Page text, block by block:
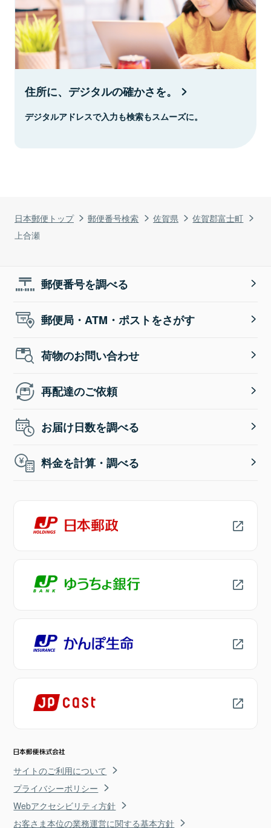
日本郵便トップ 郵便番号検索 佐賀県
佐賀郡富士町
上合瀬
住所に、デジタルの確かさを。
デジタルアドレスで入力も検索もスムーズに。
郵便番号を調べる
郵便局・ATM・ポストをさがす
荷物のお問い合わせ
再配達のご依頼
お届け日数を調べる
料金を計算・調べる
サイトのご利用について
プライバシーポリシー
Webアクセシビリティ方針
お客さま本位の業務運営に関する基本方針